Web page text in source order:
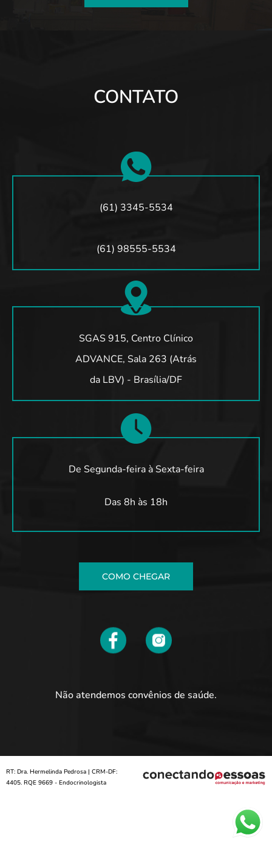
CONTATO
(61) 3345-5534
(61) 98555-5534
SGAS 915, Centro Clínico
ADVANCE, Sala 263 (Atrás
da LBV) - Brasília/DF
De Segunda-feira à Sexta-feira
Das 8h às 18h
COMO CHEGAR
Não atendemos convênios de saúde.
RT: Dra. Hermelinda Pedrosa | CRM-DF:
4405. RQE 9669 - Endocrinologista